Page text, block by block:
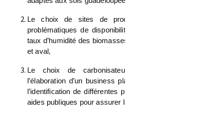
Le choix de sites de production en intégrant les
problématiques de disponibilité, de centralisation et de
taux d’humidité des biomasses ainsi de logistique amont
et aval,
Le choix de carbonisateurs adaptés, menant à
l’élaboration d’un business plan de 5 ans, couplé avec
l’identification de différentes pistes de cofinancement et
aides publiques pour assurer la pérennité au projet.